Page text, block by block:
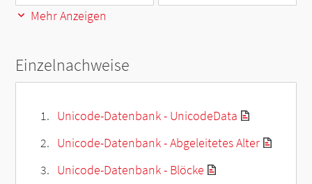
Mehr Anzeigen
Einzelnachweise
Unicode-Datenbank - UnicodeData
Unicode-Datenbank - Abgeleitetes Alter
Unicode-Datenbank - Blöcke